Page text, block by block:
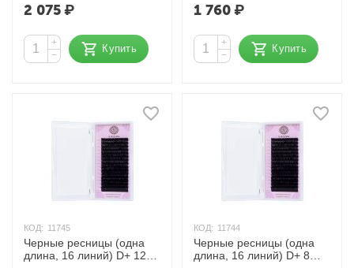
2 075₽
+
−
Купить
1 760₽
+
−
Купить
КОД: 11745
Черные ресницы (одна
длина, 16 линий) D+ 12
КОД: 11744
Черные ресницы (одна
длина, 16 линий) D+ 8